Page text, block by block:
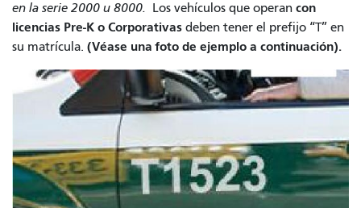
en la serie 2000 u 8000. Los vehículos que operan con
licencias Pre-K o Corporativas deben tener el prefijo “T” en
su matrícula. (Véase una foto de ejemplo a continuación).